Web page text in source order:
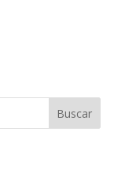
Buscar